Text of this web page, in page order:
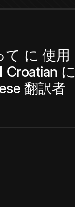
て に 使用
Croatian に
翻訳者